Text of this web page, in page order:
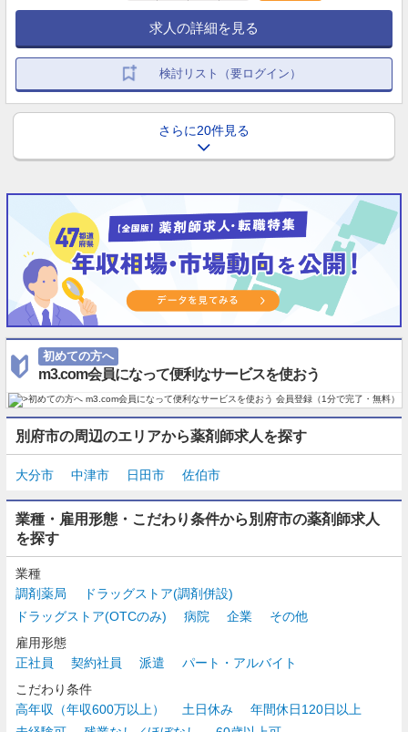
求人の詳細を見る
検討リスト（要ログイン）
さらに20件見る
初めての方へ
m3.com会員になって便利なサービスを使おう
別府市の周辺のエリアから薬剤師求人を探す
大分市 中津市 日田市 佐伯市
業種・雇用形態・こだわり条件から別府市の薬剤師求人
を探す
業種
調剤薬局
ドラッグストア(調剤併設)
ドラッグストア(OTCのみ)
病院 企業
その他
雇用形態
正社員
契約社員 派遣
パート・アルバイト
こだわり条件
高年収（年収600万以上）
土日休み
年間休日120日以上